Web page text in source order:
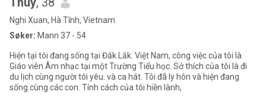
Nghi Xuan, Hà Tĩnh, Vietnam
Søker: Mann 37 - 54
Hiện tại tôi đang sống tại Đắk Lắk. Việt Nam, công việc của tôi là
Giáo viên Âm nhạc tại một Trường Tiểu học. Sở thích của tôi là đi
du lịch cùng người tôi yêu. và ca hát. Tôi đã ly hôn và hiện đang
sống cùng các con. Tính cách của tôi hiền lành,